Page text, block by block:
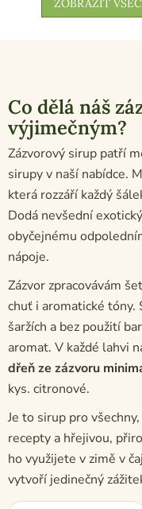
ZOBRAZIT
Co dělá náš
výjimečným?
Zázvorový sirup patří
sirupy v naší nabídce.
která rozzáří každý
Dodá nevšední
obyčejnému
nápoje.
Zázvor zpracovávám
chuť i aromatické tóny.
šaržích a bez použití
aromat. V každé lahvi
dřeň ze zázvoru
kys. citronové.
Je to sirup pro
recepty a hřejivou,
ho využijete v zimě v
vytvoří jedinečný